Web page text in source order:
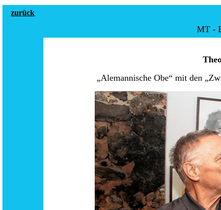
zurück
MT -
„Alemannische Obe“ mit den